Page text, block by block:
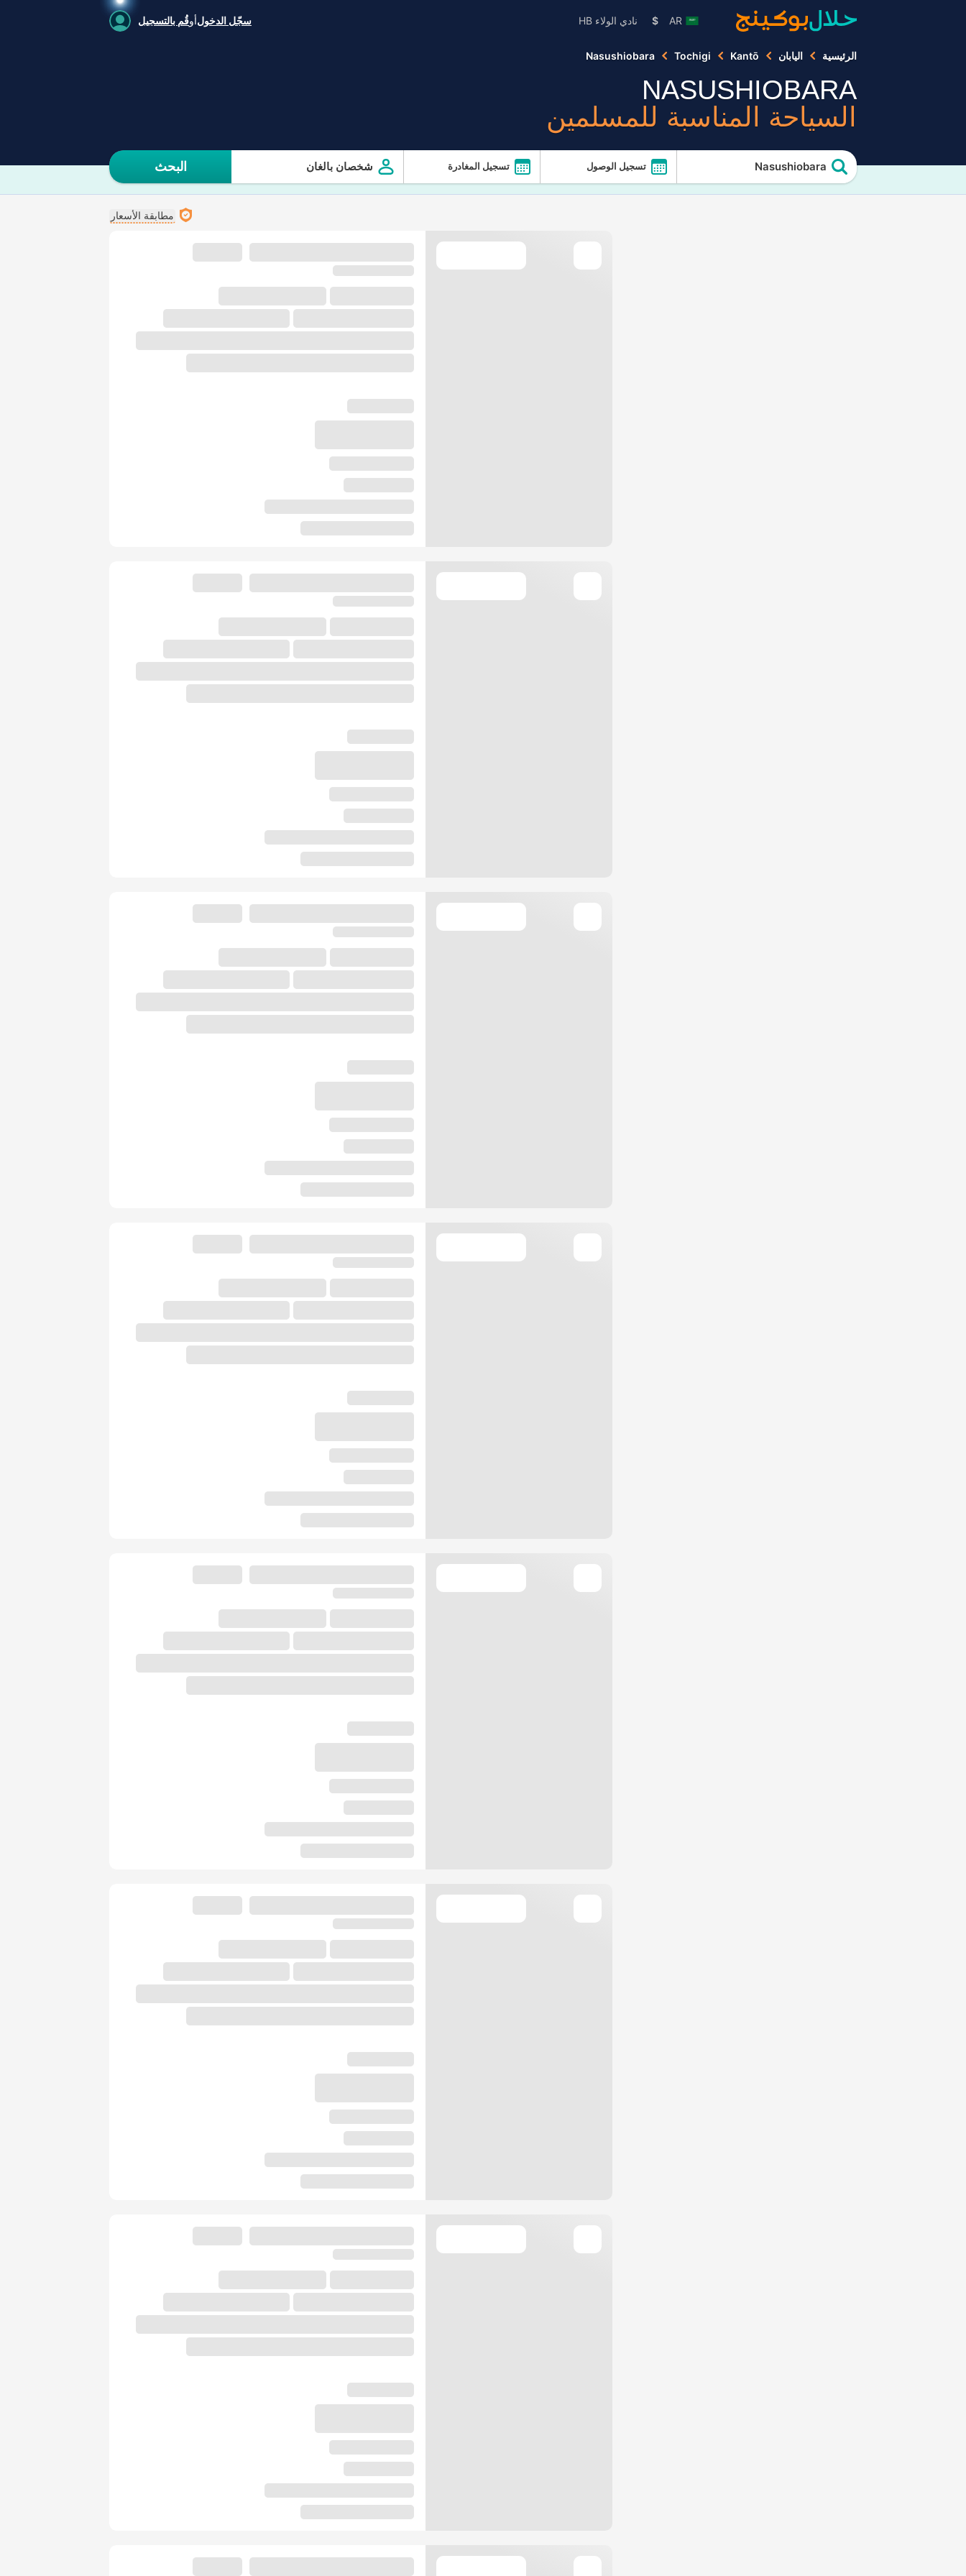
AR
$ نادي الولاء HB سجّل الدخولأوقُم بالتسجيل
الرئيسية اليابان Kantō
Tochigi
Nasushiobara
NASUSHIOBARA
السياحة المناسبة للمسلمين
Nasushiobara تسجيل الوصول تسجيل المغادرة شخصان بالغان البحث
مطابقة الأسعار